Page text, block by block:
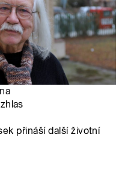
přináší další životní